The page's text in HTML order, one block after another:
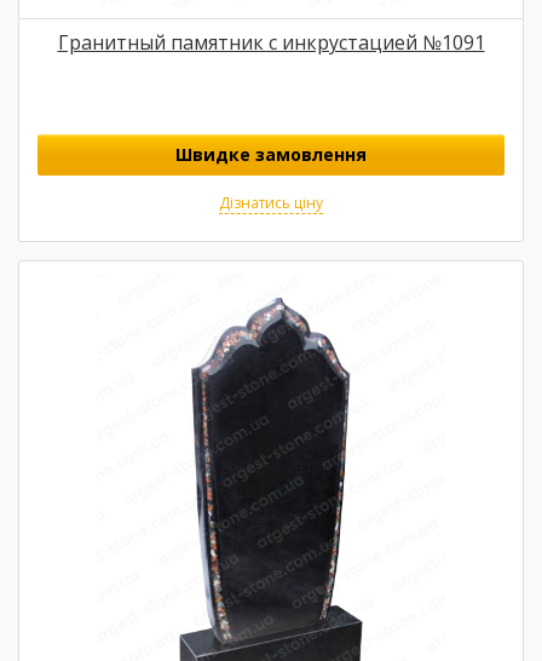
Гранитный памятник с инкрустацией №1091
Швидке замовлення
Дізнатись ціну